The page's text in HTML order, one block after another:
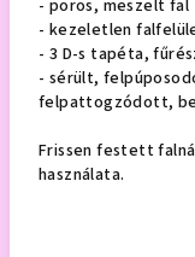
- poros, meszelt fal
- kezeletlen
- 3 D-s tapéta,
- sérült,
felpattogzódott,
Frissen festett
használata.